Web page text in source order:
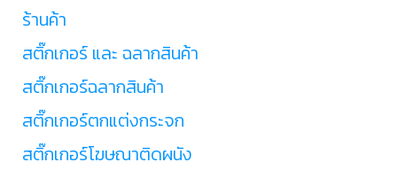
ร้านค้า
สติ๊กเกอร์ และ ฉลากสินค้า
สติ๊กเกอร์ฉลากสินค้า
สติ๊กเกอร์ตกแต่งกระจก
สติ๊กเกอร์โฆษณาติดผนัง